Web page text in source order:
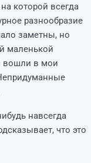
которой всегда
разнообразие
заметны, но
маленькой
вошли в мои
навсегда
что это